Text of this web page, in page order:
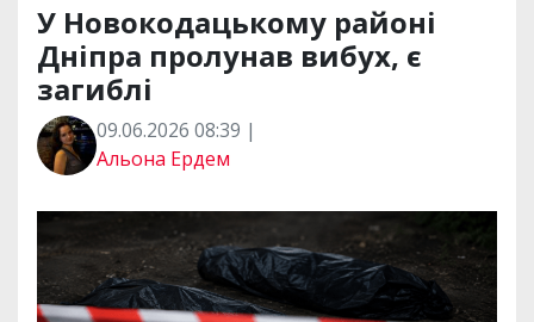
У Новокодацькому районі
Дніпра пролунав вибух, є
загиблі
09.06.2026 08:39 |
Альона Ердем